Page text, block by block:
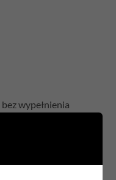
wypełnienia